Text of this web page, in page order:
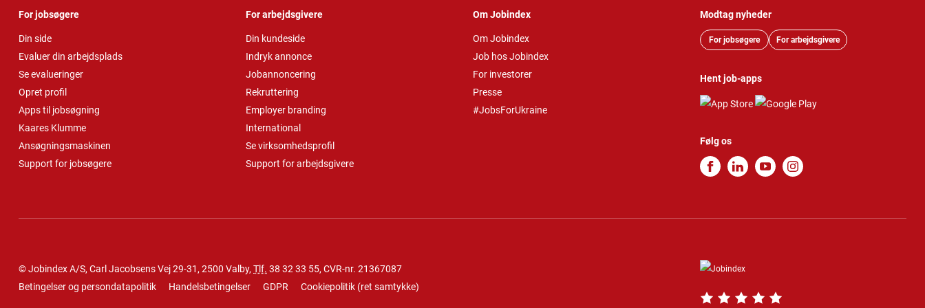
For jobsøgere
Din side
Evaluer din arbejdsplads
Se evalueringer
Opret profil
Apps til jobsøgning
Kaares Klumme
Ansøgningsmaskinen
Support for jobsøgere
For arbejdsgivere
Din kundeside
Indryk annonce
Jobannoncering
Rekruttering
Employer branding
International
Se virksomhedsprofil
Support for arbejdsgivere
Om Jobindex
Om Jobindex
Job hos Jobindex
For investorer
Presse
#JobsForUkraine
Modtag nyheder
For jobsøgere For arbejdsgivere
Hent job-apps
Følg os
© Jobindex A/S, Carl Jacobsens Vej 29-31, 2500 Valby, Tlf. 38 32 33 55, CVR-nr. 21367087
Betingelser og persondatapolitik
Handelsbetingelser GDPR Cookiepolitik (ret samtykke)